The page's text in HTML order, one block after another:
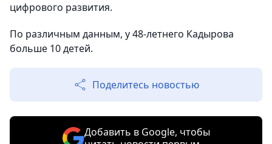
цифрового развития.
По различным данным, у 48-летнего Кадырова
больше 10 детей.
Поделитесь новостью
Добавить в Google, чтобы